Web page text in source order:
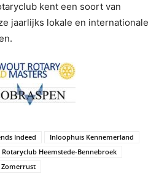
kent een soort van
jaarlijks lokale en internationale
Indeed
Inloophuis Kennemerland
Rotaryclub Heemstede-Bennebroek
Zomerrust